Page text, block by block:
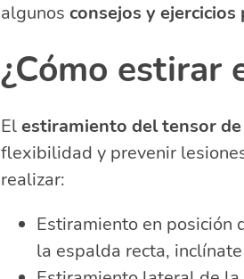
algunos consejos y ejercicios
¿Cómo estirar
Elestiramiento del tensor
flexibilidad y prevenir
realizar:
Estiramiento en posición
la espalda recta,